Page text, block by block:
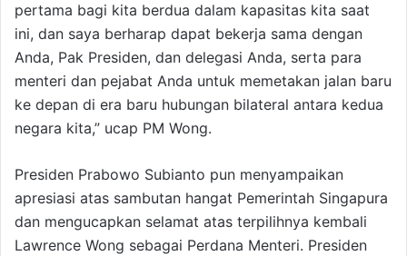
pertama bagi kita berdua dalam kapasitas kita saat
ini, dan saya berharap dapat bekerja sama dengan
Anda, Pak Presiden, dan delegasi Anda, serta para
menteri dan pejabat Anda untuk memetakan jalan baru
ke depan di era baru hubungan bilateral antara kedua
negara kita,” ucap PM Wong.
Presiden Prabowo Subianto pun menyampaikan
apresiasi atas sambutan hangat Pemerintah Singapura
dan mengucapkan selamat atas terpilihnya kembali
Lawrence Wong sebagai Perdana Menteri. Presiden